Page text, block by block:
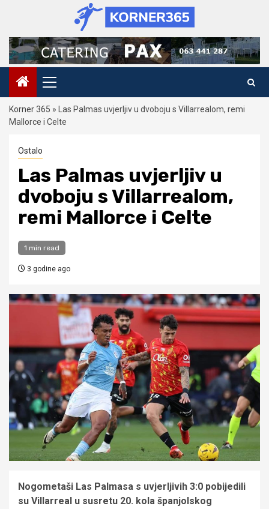
content
Primary
Menu
Korner 365 » Las Palmas uvjerljiv u dvoboju s Villarrealom, remi
Mallorce i Celte
Ostalo
Las Palmas uvjerljiv u
dvoboju s Villarrealom,
remi Mallorce i Celte
1 min read
3 godine ago
Nogometaši Las Palmasa s uvjerljivih 3:0 pobijedili
su Villarreal u susretu 20. kola španjolskog